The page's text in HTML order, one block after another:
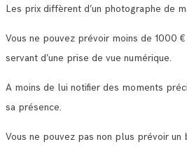
Les prix diffèrent d’un photographe de
Vous ne pouvez prévoir moins de 1000
servant d’une prise de vue numérique.
A moins de lui notifier des moments
sa présence.
Vous ne pouvez pas non plus prévoir